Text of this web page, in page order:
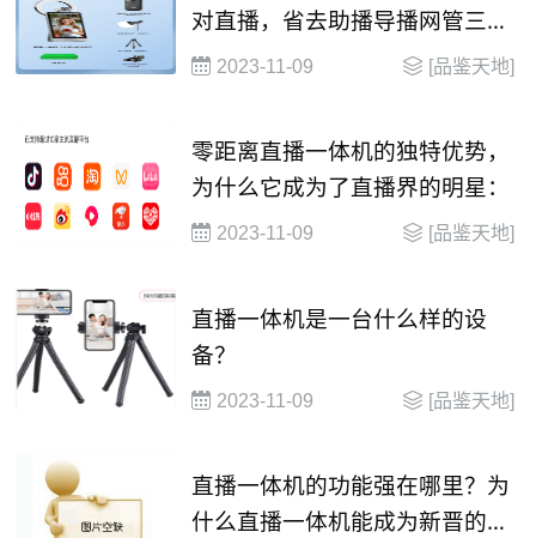
对直播，省去助播导播网管三份
年薪十万元
2023-11-09 [品鉴天地]
零距离直播一体机的独特优势，
为什么它成为了直播界的明星：
2023-11-09 [品鉴天地]
直播一体机是一台什么样的设
备？
2023-11-09 [品鉴天地]
直播一体机的功能强在哪里？为
什么直播一体机能成为新晋的直